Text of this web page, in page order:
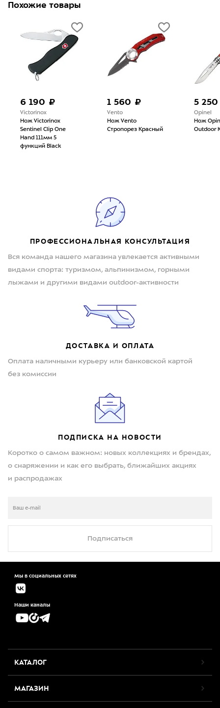
Похожие товары
6 190 ₽
Victorinox
Нож Victorinox
Sentinel Clip One
Hand 111мм 5
функций Black
1 560 ₽
Vento
Нож Vento
Стропорез Красный
5
Opinel
Нож
Outdoor
ПРОФЕССИОНАЛЬНАЯ КОНСУЛЬТАЦИЯ
Вся команда нашего магазина увлекается активными
видами спорта: туризмом, альпинизмом, горными
лыжами и другими видами outdoor-активности
ДОСТАВКА И ОПЛАТА
Оплата наличными курьеру или банковской картой
без комиссии
ПОДПИСКА НА НОВОСТИ
Коротко о самом важном: новых коллекциях и брендах,
о снаряжении и как его выбрать, ближайших акциях
и распродажах
Подписаться
Мы в социальных сетях
Наши каналы
КАТАЛОГ
МАГАЗИН